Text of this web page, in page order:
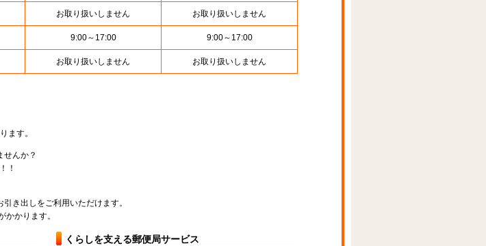
お取り扱いしません お取り扱いしません
9:00～17:00 9:00～17:00
お取り扱いしません お取り扱いしません
ます。
せんか？
！
き出しをご利用いただけます。
かります。
くらしを支える郵便局サービス